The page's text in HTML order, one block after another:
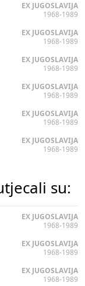
EX JUGOSLAVIJA
1968-1989
EX JUGOSLAVIJA
1968-1989
EX JUGOSLAVIJA
1968-1989
EX JUGOSLAVIJA
1968-1989
EX JUGOSLAVIJA
1968-1989
EX JUGOSLAVIJA
1968-1989
su:
EX JUGOSLAVIJA
1968-1989
EX JUGOSLAVIJA
1968-1989
EX JUGOSLAVIJA
1968-1989